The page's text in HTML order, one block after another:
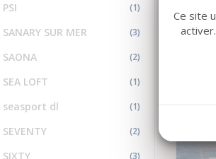
PSI (1)
SANARY SUR MER (3)
SAONA (2)
SEA LOFT (1)
seasport dl (1)
SEVENTY (2)
SIXTY (3)
Long
Ce site